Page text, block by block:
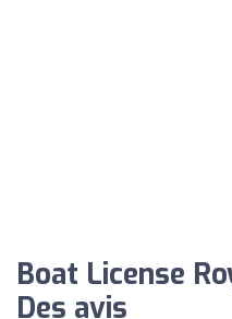
Boat License
Des avis